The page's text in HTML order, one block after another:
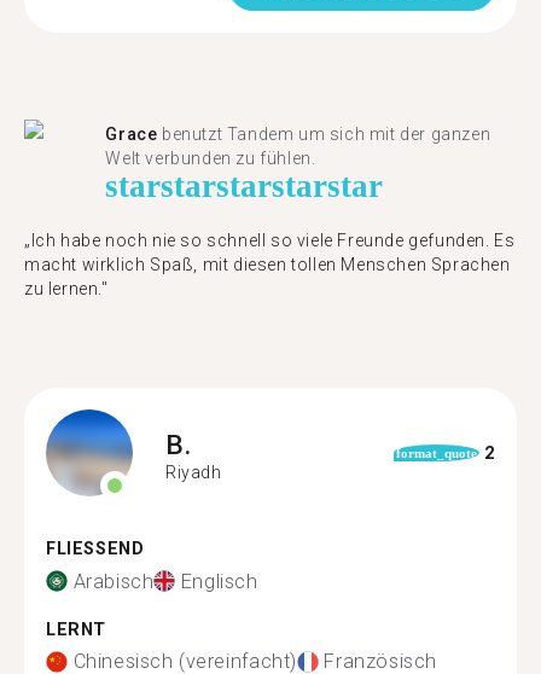
Grace benutzt Tandem um sich mit der ganzen
Welt verbunden zu fühlen.
starstarstarstarstar
„Ich habe noch nie so schnell so viele Freunde gefunden. Es
macht wirklich Spaß, mit diesen tollen Menschen Sprachen
zu lernen."
B.
Riyadh
format_quote 2
FLIESSEND
Arabisch Englisch
LERNT
Chinesisch (vereinfacht) Französisch